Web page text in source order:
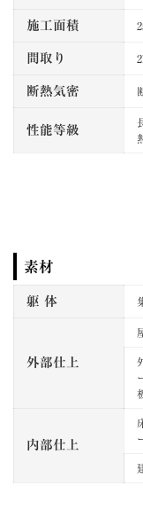
施工面積
間取り
断熱気密
性能等級
素材
躯 体
外部仕上
内部仕上